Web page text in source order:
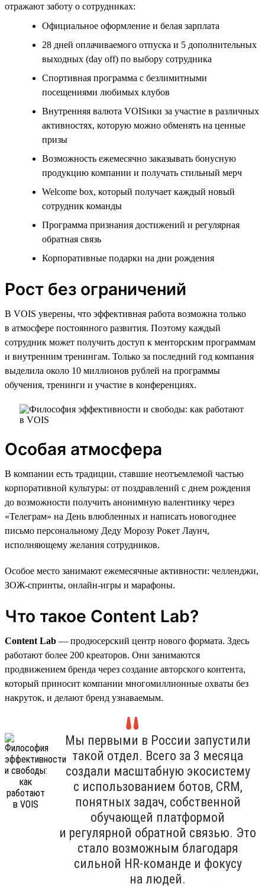
отражают заботу о сотрудниках:
Официальное оформление и белая зарплата
28 дней оплачиваемого отпуска и 5 дополнительных
выходных (day off) по выбору сотрудника
Спортивная программа с безлимитными
посещениями любимых клубов
Внутренняя валюта VOISики за участие в различных
активностях, которую можно обменять на ценные
призы
Возможность ежемесячно заказывать бонусную
продукцию компании и получать стильный мерч
Welcome box, который получает каждый новый
сотрудник команды
Программа признания достижений и регулярная
обратная связь
Корпоративные подарки на дни рождения
Рост без ограничений
В VOIS уверены, что эффективная работа возможна только
в атмосфере постоянного развития. Поэтому каждый
сотрудник может получить доступ к менторским программам
и внутренним тренингам. Только за последний год компания
выделила около 10 миллионов рублей на программы
обучения, тренинги и участие в конференциях.
Особая атмосфера
В компании есть традиции, ставшие неотъемлемой частью
корпоративной культуры: от поздравлений с днем рождения
до возможности получить анонимную валентинку через
«Телеграм» на День влюбленных и написать новогоднее
письмо персональному Деду Морозу Рокет Лаунч,
исполняющему желания сотрудников.
Особое место занимают ежемесячные активности: челленджи,
ЗОЖ-спринты, онлайн-игры и марафоны.
Что такое Content Lab?
Content Lab — продюсерский центр нового формата. Здесь
работают более 200 креаторов. Они занимаются
продвижением бренда через создание авторского контента,
который приносит компании многомиллионные охваты без
накруток, и делают бренд узнаваемым.
Мы первыми в России запустили
такой отдел. Всего за 3 месяца
создали масштабную экосистему
с использованием ботов, CRM,
понятных задач, собственной
обучающей платформой
и регулярной обратной связью. Это
стало возможным благодаря
сильной HR-команде и фокусу
на людей.